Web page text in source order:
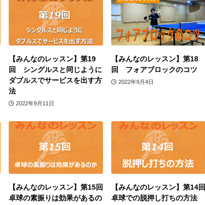
【みんなのレッスン】第19
回 シングルスと同じように
ダブルスでサービスを出す方
法
2022年9月11日
【みんなのレッスン】第18
回 フォアブロックのコツ
2022年9月4日
【みんなのレッスン】第15回
卓球の素振りは効果があるの
【みんなのレッスン】第14回
卓球での脱押し打ちの方法